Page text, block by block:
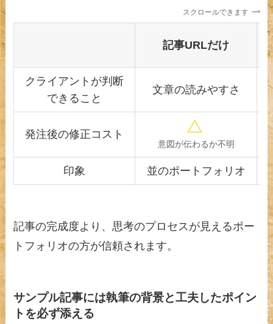
スクロールできます
記事URLだけ
クライアントが判断
できること
文章の読みやすさ
発注後の修正コスト
意図が伝わるか不明
印象 並のポートフォリオ
記事の完成度より、思考のプロセスが見えるポー
トフォリオの方が信頼されます。
サンプル記事には執筆の背景と工夫したポイン
トを必ず添える